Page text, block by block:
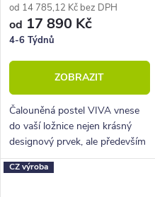
od 14 785,12 Kč bez DPH
od 17 890 Kč
4-6 Týdnů
ZOBRAZIT
Čalouněná postel VIVA vnese
do vaší ložnice nejen krásný
designový prvek, ale především
kvalitní a spokojený spánek K
dispozici je prostorný úložný
CZ výroba